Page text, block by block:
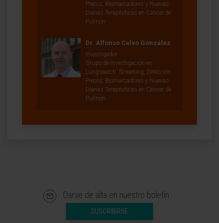
Precoz, Biomarcadores y Nuevas
Dianas Terapéuticas en Cáncer de
Pulmón
Dr. Alfonso Calvo González
Investigador
Grupo de Investigación en
Lungsearch: Screening, Detección
Precoz, Biomarcadores y Nuevas
Dianas Terapéuticas en Cáncer de
Pulmón
Darse de alta en nuestro boletín
SUSCRIBIRSE